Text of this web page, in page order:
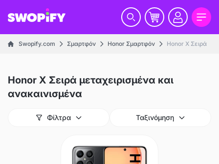
Swopify.com Σμαρτφόν Honor Σμαρτφόν Honor X Σειρά
Honor X Σειρά μεταχειρισμένα και
ανακαινισμένα
Φίλτρα Ταξινόμηση